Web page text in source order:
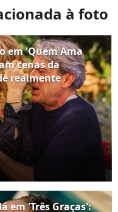
à foto
em 'Quem Ama
cenas da
realmente
em 'Três Graças':